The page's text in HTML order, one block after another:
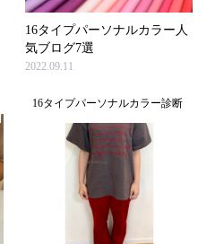
16タイプパーソナルカラー人
気ブログ7選
2022.09.11
16タイプパーソナルカラー診断